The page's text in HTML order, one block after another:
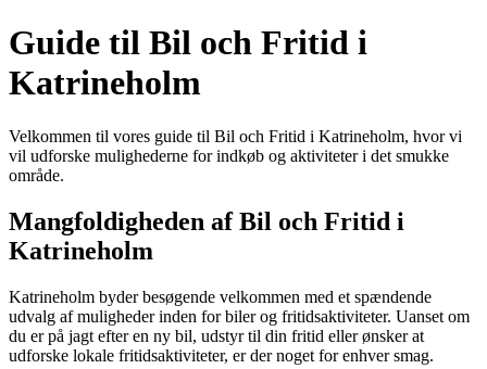
Guide til Bil och Fritid i
Katrineholm
Velkommen til vores guide til Bil och Fritid i Katrineholm, hvor vi
vil udforske mulighederne for indkøb og aktiviteter i det smukke
område.
Mangfoldigheden af Bil och Fritid i
Katrineholm
Katrineholm byder besøgende velkommen med et spændende
udvalg af muligheder inden for biler og fritidsaktiviteter. Uanset om
du er på jagt efter en ny bil, udstyr til din fritid eller ønsker at
udforske lokale fritidsaktiviteter, er der noget for enhver smag.